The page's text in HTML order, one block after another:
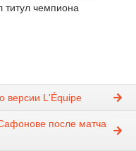
чемпиона
версии L'Équipe
после матча